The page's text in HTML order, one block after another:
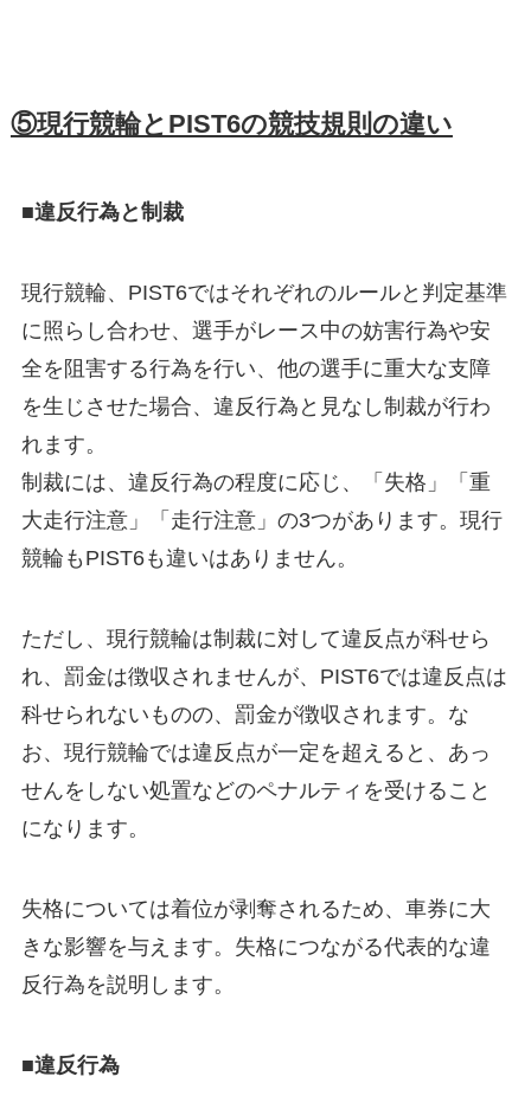
⑤現行競輪とPIST6の競技規則の違い
■違反行為と制裁
現行競輪、PIST6ではそれぞれのルールと判定基準
に照らし合わせ、選手がレース中の妨害行為や安
全を阻害する行為を行い、他の選手に重大な支障
を生じさせた場合、違反行為と見なし制裁が行わ
れます。
制裁には、違反行為の程度に応じ、「失格」「重
大走行注意」「走行注意」の3つがあります。現行
競輪もPIST6も違いはありません。
ただし、現行競輪は制裁に対して違反点が科せら
れ、罰金は徴収されませんが、PIST6では違反点は
科せられないものの、罰金が徴収されます。な
お、現行競輪では違反点が一定を超えると、あっ
せんをしない処置などのペナルティを受けること
になります。
失格については着位が剥奪されるため、車券に大
きな影響を与えます。失格につながる代表的な違
反行為を説明します。
■違反行為